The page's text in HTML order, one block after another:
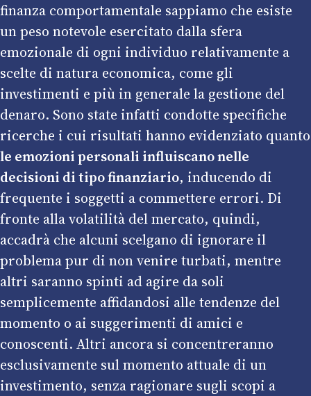
finanza comportamentale sappiamo che esiste
un peso notevole esercitato dalla sfera
emozionale di ogni individuo relativamente a
scelte di natura economica, come gli
investimenti e più in generale la gestione del
denaro. Sono state infatti condotte specifiche
ricerche i cui risultati hanno evidenziato quanto
le emozioni personali influiscano nelle
decisioni di tipo finanziario, inducendo di
frequente i soggetti a commettere errori. Di
fronte alla volatilità del mercato, quindi,
accadrà che alcuni scelgano di ignorare il
problema pur di non venire turbati, mentre
altri saranno spinti ad agire da soli
semplicemente affidandosi alle tendenze del
momento o ai suggerimenti di amici e
conoscenti. Altri ancora si concentreranno
esclusivamente sul momento attuale di un
investimento, senza ragionare sugli scopi a